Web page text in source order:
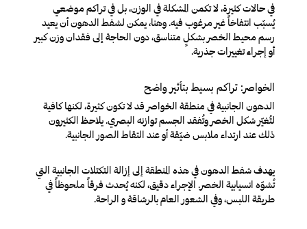
في حالات كثيرة، لا تكمن المشكلة في الوزن، بل في تراكم موضعي
يُسبّب انتفاخاً غير مرغوب فيه. وهنا، يمكن لشفط الدهون أن يعيد
رسم محيط الخصر بشكلٍ متناسق، دون الحاجة إلى فقدان وزن كبير
أو إجراء تغييرات جذرية.
الخواصر: تراكم بسيط بتأثير واضح
الدهون الجانبية في منطقة الخواصر قد لا تكون كثيرة، لكنها كافية
لتُغيّر شكل الخصر وتُفقد الجسم توازنه البصري. يلاحظ الكثيرون
ذلك عند ارتداء ملابس ضيّقة أو عند التقاط الصور الجانبية.
يهدف شفط الدهون في هذه المنطقة إلى إزالة التكتلات الجانبية التي
تُشوّه انسيابية الخصر. الإجراء دقيق، لكنه يُحدث فرقاً ملحوظاً في
طريقة اللبس، وفي الشعور العام بالرشاقة و الراحة.